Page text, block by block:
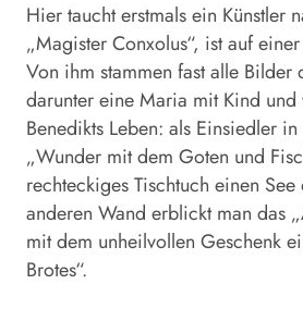
Hier taucht erstmals ein Künstler
„Magister Conxolus“, ist auf
Von ihm stammen fast alle Bilder
darunter eine Maria mit Kind und
Benedikts Leben: als Einsiedler
„Wunder mit dem Goten und
rechteckiges Tischtuch einen
anderen Wand erblickt man das
mit dem unheilvollen Geschenk
Brotes“.